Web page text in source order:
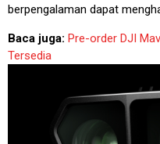
berpengalaman dapat
Baca juga: Pre-order DJI
Tersedia